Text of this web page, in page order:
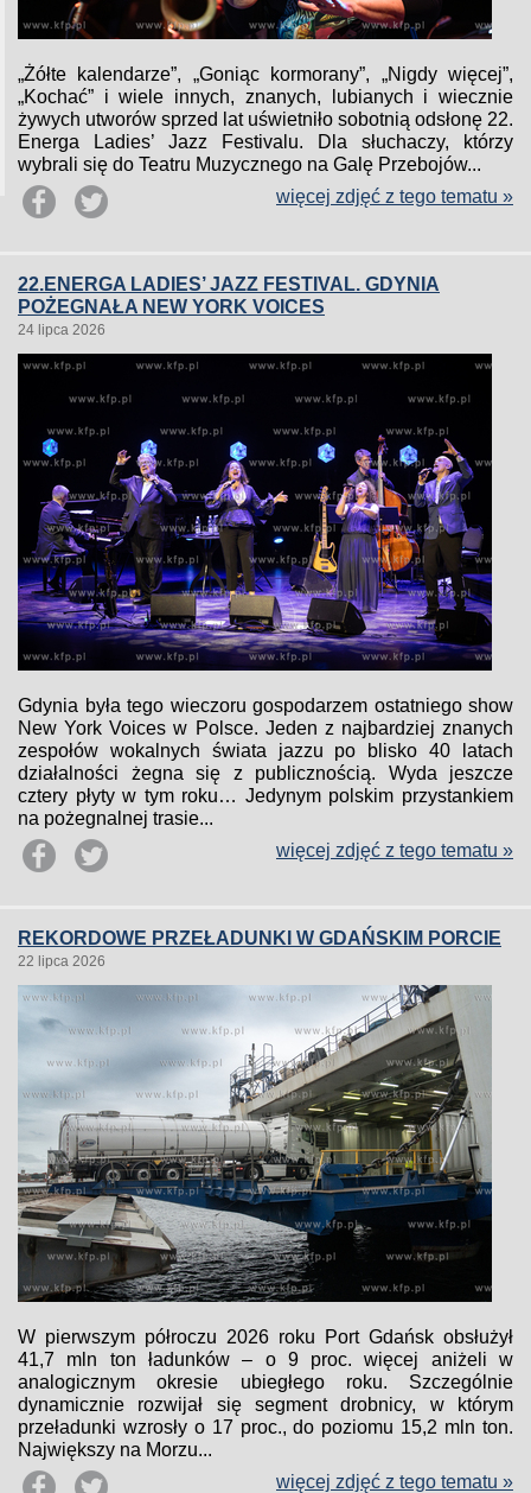
„Żółte kalendarze”, „Goniąc kormorany”, „Nigdy więcej”,
„Kochać” i wiele innych, znanych, lubianych i wiecznie
żywych utworów sprzed lat uświetniło sobotnią odsłonę 22.
Energa Ladies’ Jazz Festivalu. Dla słuchaczy, którzy
wybrali się do Teatru Muzycznego na Galę Przebojów...
więcej zdjęć z tego tematu »
22.ENERGA LADIES’ JAZZ FESTIVAL. GDYNIA
POŻEGNAŁA NEW YORK VOICES
24 lipca 2026
Gdynia była tego wieczoru gospodarzem ostatniego show
New York Voices w Polsce. Jeden z najbardziej znanych
zespołów wokalnych świata jazzu po blisko 40 latach
działalności żegna się z publicznością. Wyda jeszcze
cztery płyty w tym roku… Jedynym polskim przystankiem
na pożegnalnej trasie...
więcej zdjęć z tego tematu »
REKORDOWE PRZEŁADUNKI W GDAŃSKIM PORCIE
22 lipca 2026
W pierwszym półroczu 2026 roku Port Gdańsk obsłużył
41,7 mln ton ładunków – o 9 proc. więcej aniżeli w
analogicznym okresie ubiegłego roku. Szczególnie
dynamicznie rozwijał się segment drobnicy, w którym
przeładunki wzrosły o 17 proc., do poziomu 15,2 mln ton.
Największy na Morzu...
więcej zdjęć z tego tematu »